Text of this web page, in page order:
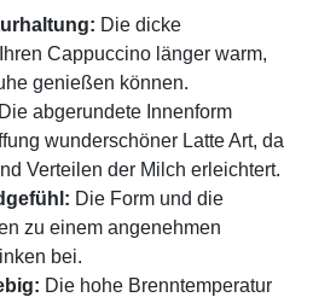
Die dicke
Cappuccino länger warm,
genießen können.
Die abgerundete Innenform
wunderschöner Latte Art, da
Verteilen der Milch erleichtert.
Die Form und die
zu einem angenehmen
bei.
Die hohe Brenntemperatur